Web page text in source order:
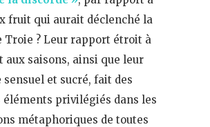
fruit qui aurait déclenché la
Troie ? Leur rapport étroit à
aux saisons, ainsi que leur
sensuel et sucré, fait des
éléments privilégiés dans les
métaphoriques de toutes